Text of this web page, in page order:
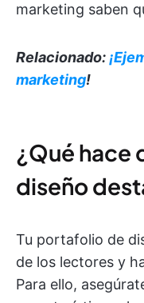
marketing saben
Relacionado:
marketing!
¿Qué hace
diseño
Tu portafolio de
de los lectores y
Para ello,